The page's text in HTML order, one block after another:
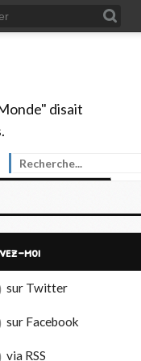
disait
moi
sur Twitter
sur Facebook
via RSS